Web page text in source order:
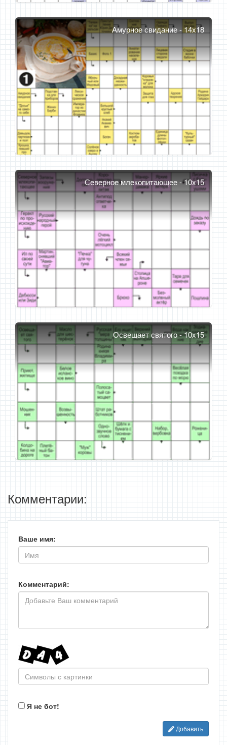
Амурное свидание - 14x18
Северное млекопитающее - 10x15
Освещает святого - 10x15
Комментарии:
Ваше имя:
Комментарий:
Я не бот!
Добавить